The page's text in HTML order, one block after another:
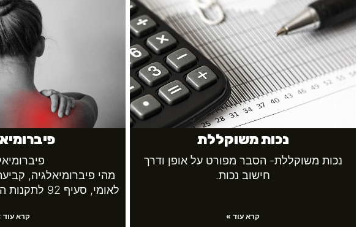
נכות משוקללת
נכות משוקללת- הסבר מפורט על אופן ודרך
חישוב נכות.
קרא עוד »
מהי פיברומיאלגיה,
לאומי, סעיף 92 לתקנות המוסד לביטוח לאומי.
קרא עוד